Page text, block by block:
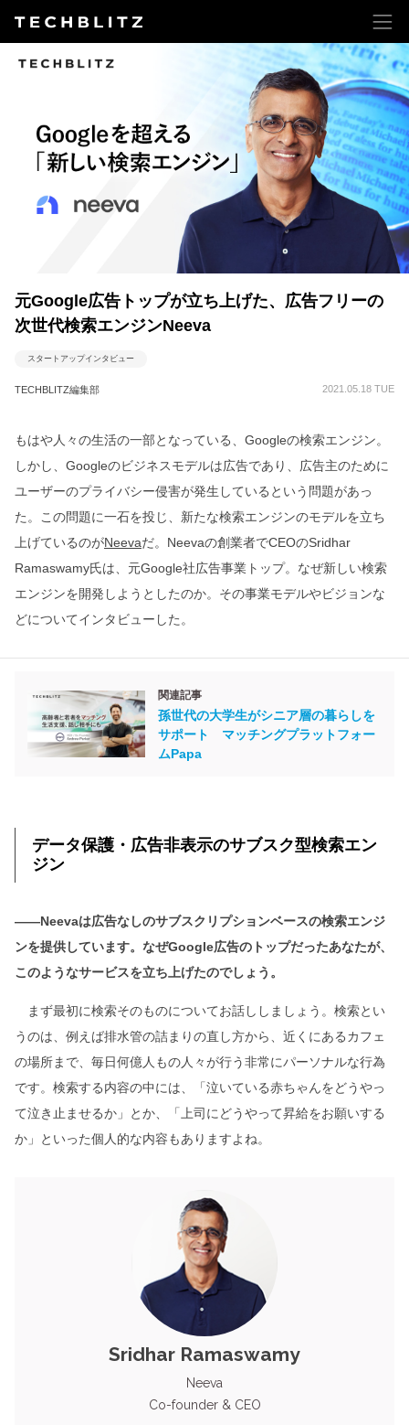
元Google広告トップが立ち上げた、広告フリーの
次世代検索エンジンNeeva
スタートアップインタビュー
TECHBLITZ編集部 2021.05.18 TUE
もはや人々の生活の一部となっている、Googleの検索エンジン。
しかし、Googleのビジネスモデルは広告であり、広告主のために
ユーザーのプライバシー侵害が発生しているという問題があっ
た。この問題に一石を投じ、新たな検索エンジンのモデルを立ち
上げているのがNeevaだ。Neevaの創業者でCEOのSridhar
Ramaswamy氏は、元Google社広告事業トップ。なぜ新しい検索
エンジンを開発しようとしたのか。その事業モデルやビジョンな
どについてインタビューした。
関連記事
孫世代の大学生がシニア層の暮らしを
サポート マッチングプラットフォー
ムPapa
データ保護・広告非表示のサブスク型検索エン
ジン
――Neevaは広告なしのサブスクリプションベースの検索エンジ
ンを提供しています。なぜGoogle広告のトップだったあなたが、
このようなサービスを立ち上げたのでしょう。
まず最初に検索そのものについてお話ししましょう。検索とい
うのは、例えば排水管の詰まりの直し方から、近くにあるカフェ
の場所まで、毎日何億人もの人々が行う非常にパーソナルな行為
です。検索する内容の中には、「泣いている赤ちゃんをどうやっ
て泣き止ませるか」とか、「上司にどうやって昇給をお願いする
か」といった個人的な内容もありますよね。
Sridhar Ramaswamy
Neeva
Co-founder & CEO